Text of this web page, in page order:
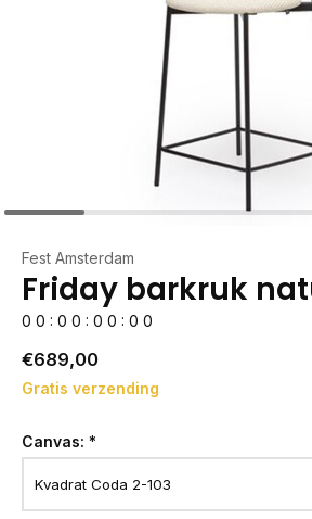
Fest Amsterdam
Friday barkruk
0 0 : 0 0 : 0 0 : 0 0
€689,00
Gratis verzending
Canvas: *